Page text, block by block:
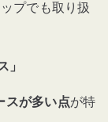
プでも取り扱
スが多い点が特